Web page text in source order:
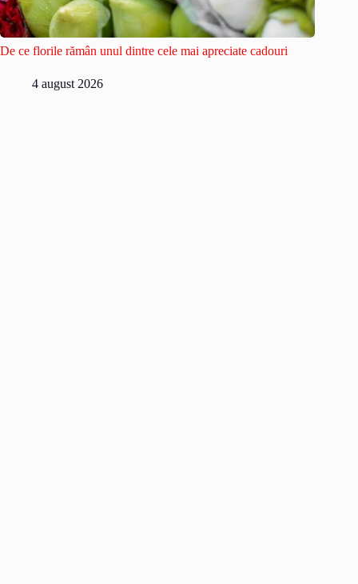
De ce florile rămân unul dintre cele mai apreciate cadouri
4 august 2026